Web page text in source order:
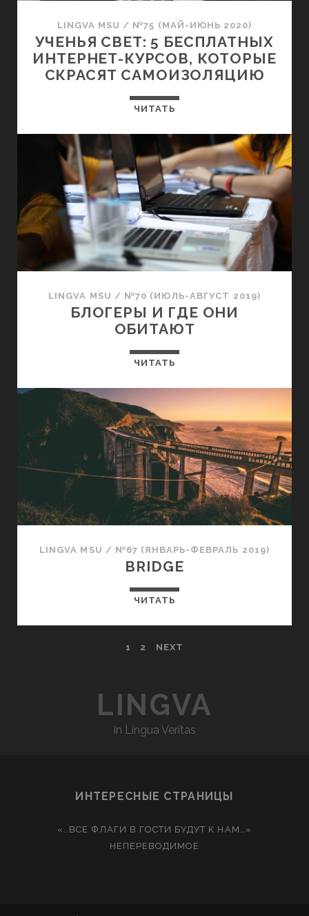
LINGVA MSU / №75 (МАЙ-ИЮНЬ 2020)
УЧЕНЬЯ СВЕТ: 5 БЕСПЛАТНЫХ
ИНТЕРНЕТ-КУРСОВ, КОТОРЫЕ
СКРАСЯТ САМОИЗОЛЯЦИЮ
ЧИТАТЬ
LINGVA MSU / №70 (ИЮЛЬ-АВГУСТ 2019)
БЛОГЕРЫ И ГДЕ ОНИ
ОБИТАЮТ
ЧИТАТЬ
LINGVA MSU / №67 (ЯНВАРЬ-ФЕВРАЛЬ 2019)
BRIDGE
ЧИТАТЬ
1 2 NEXT
LINGVA
In Lingua Veritas
ИНТЕРЕСНЫЕ СТРАНИЦЫ
«…ВСЕ ФЛАГИ В ГОСТИ БУДУТ К НАМ…»
НЕПЕРЕВОДИМОЕ